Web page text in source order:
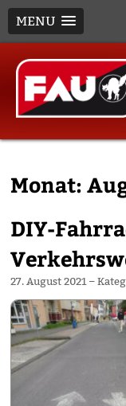
MENU
content
Monat:
DIY-
27. August 2021 –